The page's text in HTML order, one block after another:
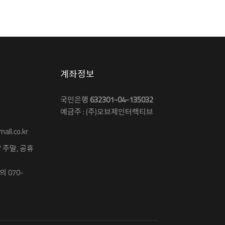
말, 공휴
070-
계좌정보
국민은행 632301-04-135032
예금주 : (주)오브제인터랙티브